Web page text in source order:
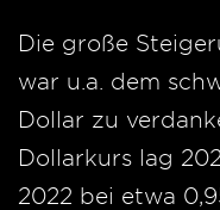
Die große
war u.a. dem
Dollar zu
Dollarkurs lag
2022 bei etwa